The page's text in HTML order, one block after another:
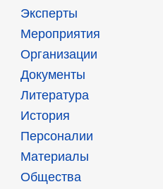
Эксперты
Мероприятия
Организации
Документы
Литература
История
Персоналии
Материалы
Общества